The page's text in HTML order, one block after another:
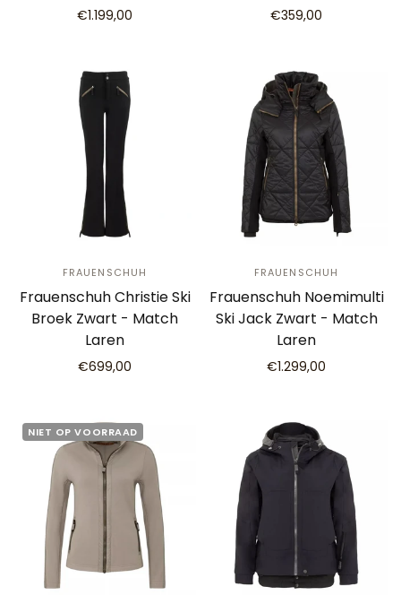
€1.199,00 €359,00
FRAUENSCHUH
Frauenschuh Christie Ski
Broek Zwart - Match
Laren
€699,00
FRAUENSCHUH
Frauenschuh Noemimulti
Ski Jack Zwart - Match
Laren
€1.299,00
NIET OP VOORRAAD